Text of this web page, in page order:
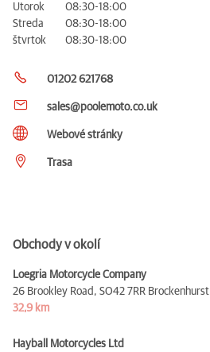
Utorok
08:30-18:00
Streda
08:30-18:00
štvrtok
08:30-18:00
01202 621768
sales@poolemoto.co.uk
Webové stránky
Trasa
Obchody v okolí
Loegria Motorcycle Company
26 Brookley Road, SO42 7RR Brockenhurst
32,9 km
Hayball Motorcycles Ltd